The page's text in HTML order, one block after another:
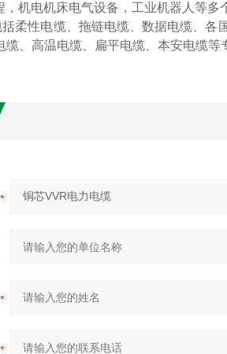
机电机床电气设备，工业机器人等多
柔性电缆、拖链电缆、数据电缆、各
缆、高温电缆、扁平电缆、本安电缆等